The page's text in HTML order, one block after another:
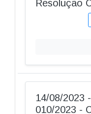
Resolução
14/08/2023
010/2023 -